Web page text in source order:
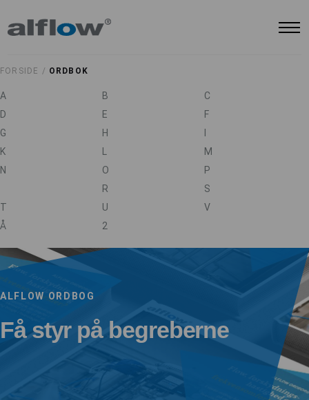
FORSIDE / ORDBOK
A B
C
D
E
F
G
H
K
M
N
O
P
R
S
T
U
V
Å
2
ALFLOW ORDBOG
Få styr på begreberne